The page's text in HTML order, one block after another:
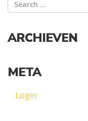
ARCHIEVEN
META
Login